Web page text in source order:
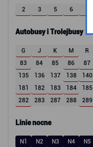
2 3 5 6
Autobusy i Trolejbusy
G J K M R
83
84 85 86 87
135
136 137 138 140
181
182 183 184 185
282
283 287 288 289
Linie nocne
N1 N2 N3 N4 N5